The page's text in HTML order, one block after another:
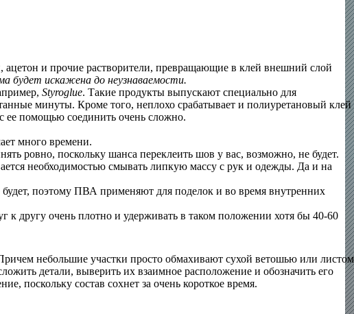
ацетон и прочие растворители, превращающие в клей внешний слой
будет искажена до неузнаваемости.
Styroglue. Такие продукты выпускают специально для
минуты. Кроме того, неплохо срабатывает и полиуретановый клей
ее помощью соединить очень сложно.
много времени.
ровно, поскольку шанса переклеить шов у вас, возможно, не будет.
необходимостью смывать липкую массу с рук и одежды. Да и на
поэтому ПВА применяют для поделок и во время внутренних
другу очень плотно и удерживать в таком положении хотя бы 40-60
небольшие участки просто обмахивают сухой ветошью или листом
детали, выверить их взаимное расположение и обозначить его
поскольку состав сохнет за очень короткое время.